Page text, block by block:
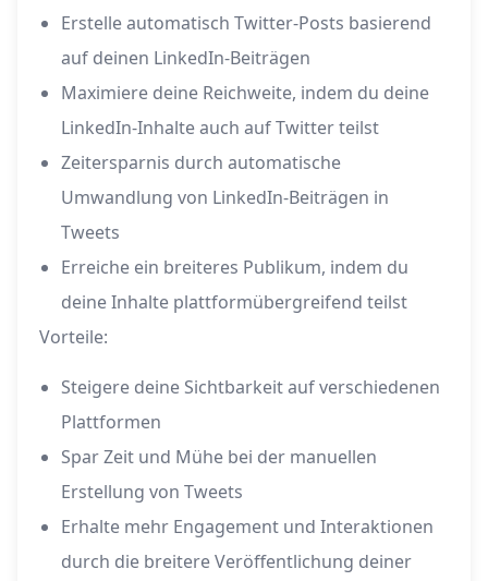
Erstelle automatisch Twitter-Posts basierend
auf deinen LinkedIn-Beiträgen
Maximiere deine Reichweite, indem du deine
LinkedIn-Inhalte auch auf Twitter teilst
Zeitersparnis durch automatische
Umwandlung von LinkedIn-Beiträgen in
Tweets
Erreiche ein breiteres Publikum, indem du
deine Inhalte plattformübergreifend teilst
Vorteile:
Steigere deine Sichtbarkeit auf verschiedenen
Plattformen
Spar Zeit und Mühe bei der manuellen
Erstellung von Tweets
Erhalte mehr Engagement und Interaktionen
durch die breitere Veröffentlichung deiner